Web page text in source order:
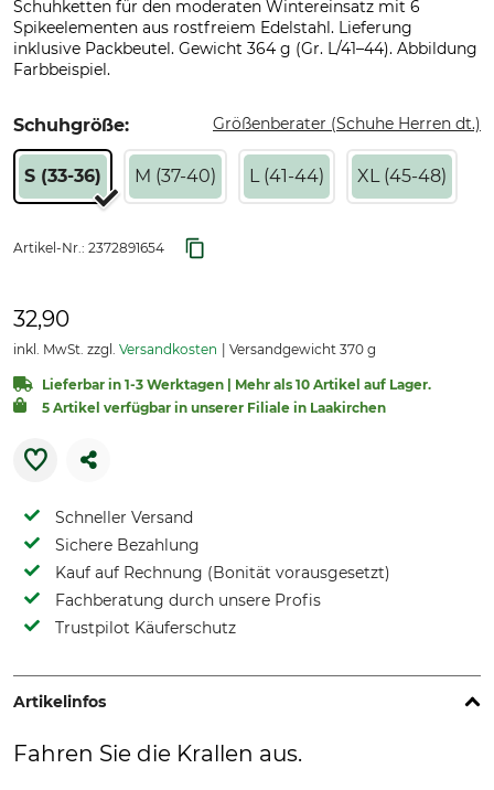
Schuhketten für den moderaten Wintereinsatz mit 6
Spikeelementen aus rostfreiem Edelstahl. Lieferung
inklusive Packbeutel. Gewicht 364 g (Gr. L/41–44). Abbildung
Farbbeispiel.
Schuhgröße: Größenberater (Schuhe Herren dt.)
S (33-36) M (37-40) L (41-44) XL (45-48)
Artikel-Nr.: 2372891654
32,90
inkl. MwSt. zzgl. Versandkosten Versandgewicht 370 g
Lieferbar in 1-3 Werktagen | Mehr als 10 Artikel auf Lager.
5 Artikel verfügbar in unserer Filiale in Laakirchen
Schneller Versand
Sichere Bezahlung
Kauf auf Rechnung (Bonität vorausgesetzt)
Fachberatung durch unsere Profis
Trustpilot Käuferschutz
Artikelinfos
Fahren Sie die Krallen aus.